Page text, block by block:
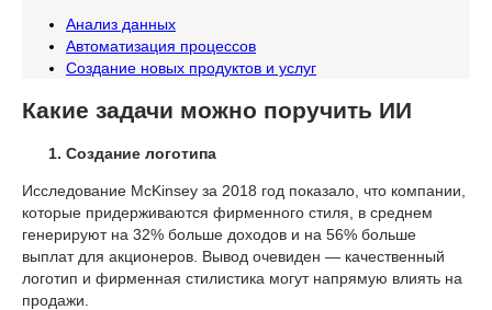
Анализ данных
Автоматизация процессов
Создание новых продуктов и услуг
Какие задачи можно поручить ИИ
Создание логотипа
Исследование McKinsey за 2018 год показало, что компании,
которые придерживаются фирменного стиля, в среднем
генерируют на 32% больше доходов и на 56% больше
выплат для акционеров. Вывод очевиден — качественный
логотип и фирменная стилистика могут напрямую влиять на
продажи.